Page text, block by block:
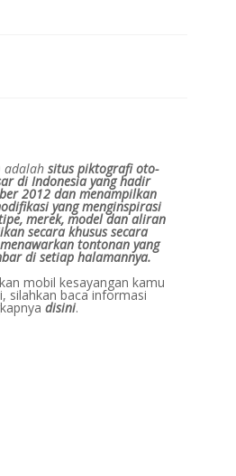
adalahsitus piktografi oto-
di Indonesia yang hadir
2012 dan menampilkan
yang menginspirasi
merek, model dan aliran
secara khusus secara
tontonan yang
di setiap halamannya.
mobil kesayangan kamu
silahkan baca informasi
disini.